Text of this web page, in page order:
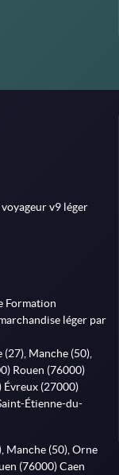
v9 léger
Formation
léger par
Manche (50),
Rouen (76000)
(27000)
Étienne-du-
Manche (50), Orne
(76000) Caen